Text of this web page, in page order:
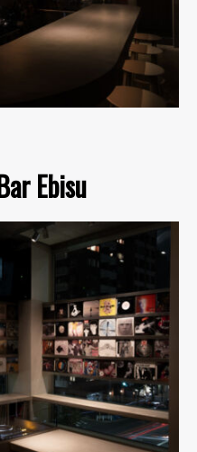
Ebisu